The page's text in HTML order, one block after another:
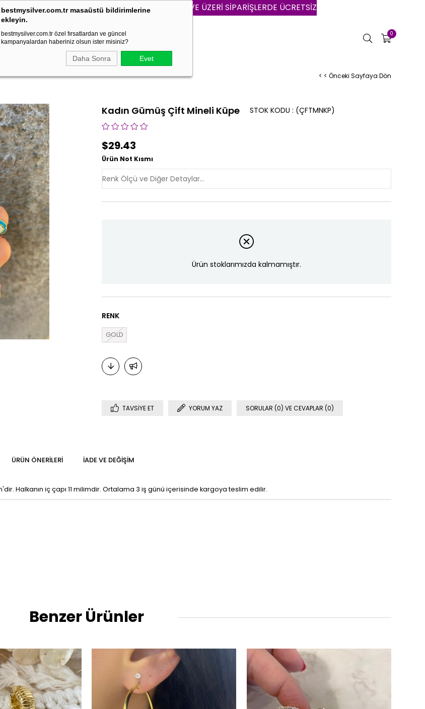
bestmysilver.com.tr masaüstü bildirimlerine
ekleyin.
bestmysilver.com.tr özel fırsatlardan ve güncel
kampanyalardan haberiniz olsun ister misiniz?
Daha Sonra Evet
3000₺ VE ÜZERİ SİPARİŞLERDE ÜCRETSİZ KARGO | VADE FARKSIZ 3 AYA
0
< < Önceki Sayfaya Dön
Kadın Gümüş Çift Mineli Küpe (ÇFTMNKP)
STOK KODU
$29.43
Ürün Not Kısmı
Ürün stoklarımızda kalmamıştır.
RENK
GOLD
TAVSIYE ET YORUM YAZ SORULAR (0) VE CEVAPLAR (0)
ÜRÜN ÖNERILERI İADE VE DEĞIŞIM
Halkanın iç çapı 11 milimdir. Ortalama 3 iş günü içerisinde kargoya teslim edilir.
Benzer Ürünler